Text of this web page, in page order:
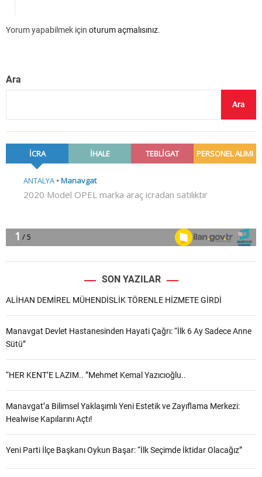
Yorum yapabilmek için oturum açmalısınız.
Ara
Ara
SON YAZILAR
ALİHAN DEMİREL MÜHENDİSLİK TÖRENLE HİZMETE GİRDİ
Manavgat Devlet Hastanesinden Hayati Çağrı: “İlk 6 Ay Sadece Anne
Sütü”
“HER KENT’E LAZIM.. ”Mehmet Kemal Yazıcıoğlu..
Manavgat’a Bilimsel Yaklaşımlı Yeni Estetik ve Zayıflama Merkezi:
Healwise Kapılarını Açtı!
Yeni Parti İlçe Başkanı Oykun Başar: “İlk Seçimde İktidar Olacağız”